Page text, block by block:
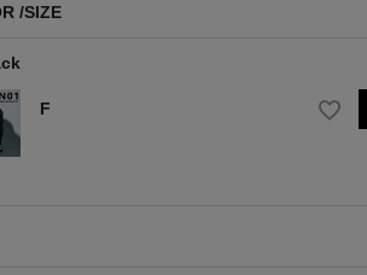
SIZE
F